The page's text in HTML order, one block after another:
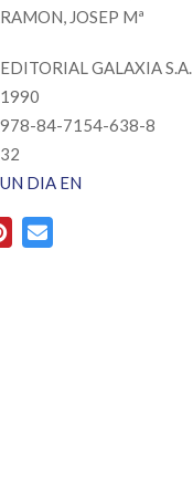
JOSEP Mª
EDITORIAL GALAXIA S.A.
1990
978-84-7154-638-8
32
UN DIA EN